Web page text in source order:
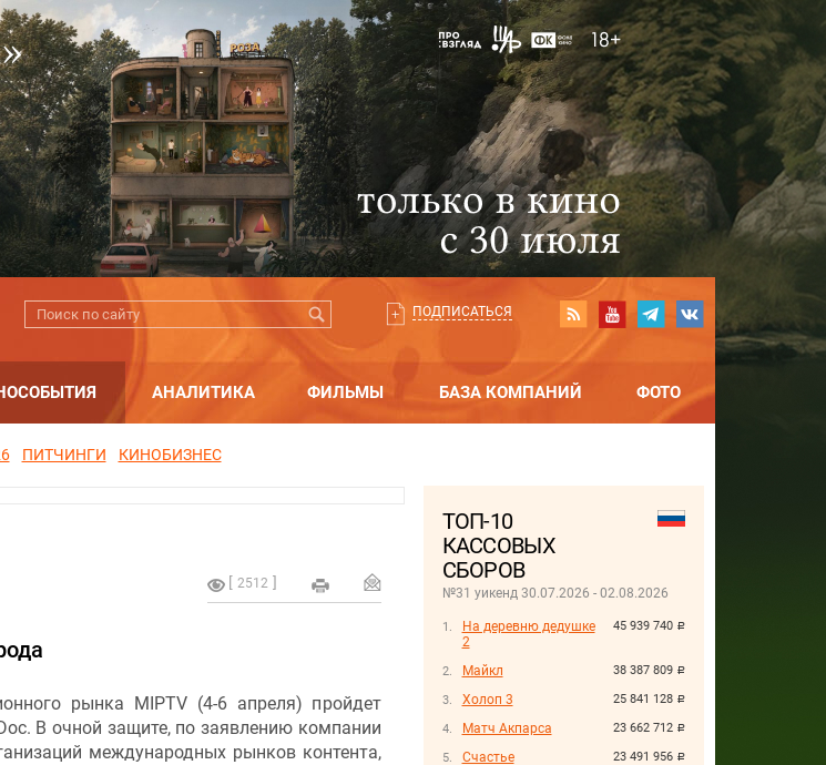
ПОДПИСАТЬСЯ
АНАЛИТИКА ФИЛЬМЫ БАЗА КОМПАНИЙ ФОТО
ПИТЧИНГИ КИНОБИЗНЕС
ТОП-10
КАССОВЫХ
СБОРОВ
№31 уикенд 30.07.2026 - 02.08.2026
45 939 740 руб.
На деревню дедушке
2
38 387 809 руб.
Майкл
25 841 128 руб.
Холоп 3
23 662 712 руб.
Матч Акпарса
23 491 956 руб.
Счастье
2512
рынка MIPTV (4-6 апреля) пройдет
В очной защите, по заявлению компании
международных рынков контента,